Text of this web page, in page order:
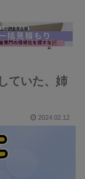
ていた、姉
2024.02.12